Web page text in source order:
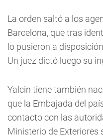
La orden saltó a los
Barcelona, que tras
lo pusieron a
Un juez dictó luego su
Yalcin tiene también
que la Embajada del
contacto con las
Ministerio de